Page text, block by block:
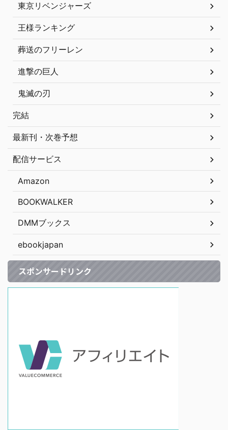
東京リベンジャーズ
王様ランキング
葬送のフリーレン
進撃の巨人
鬼滅の刃
完結
最新刊・次巻予想
配信サービス
Amazon
BOOKWALKER
DMMブックス
ebookjapan
スポンサードリンク